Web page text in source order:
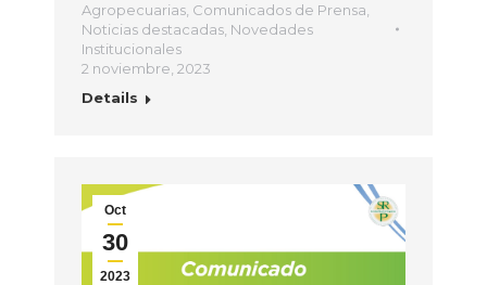
Agropecuarias, Comunicados de Prensa,
Noticias destacadas, Novedades
Institucionales
2 noviembre, 2023
Details
Oct
30
2023